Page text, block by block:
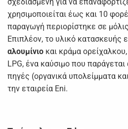
χρησιμοποιείται έως και 10
παραγωγή περιορίστηκε σε
Επιπλέον, το υλικό κατασκευής
αλουμίνιο και κράμα
LPG, ένα καύσιμο που
πηγές (οργανικά υπολείμματα
την εταιρεία Eni.